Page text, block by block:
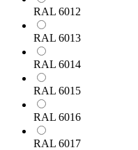
RAL 6012
RAL 6013
RAL 6014
RAL 6015
RAL 6016
RAL 6017